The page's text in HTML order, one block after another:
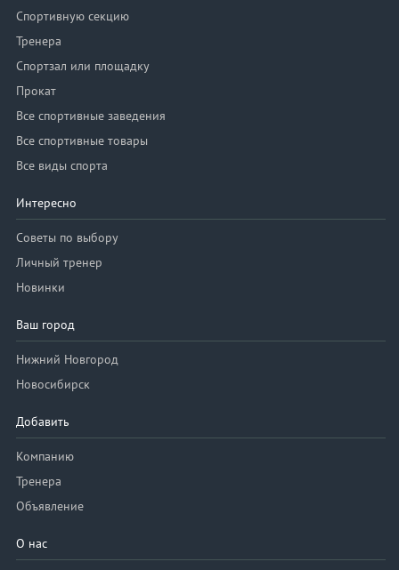
Спортивную секцию
Тренера
Спортзал или площадку
Прокат
Все спортивные заведения
Все спортивные товары
Все виды спорта
Интересно
Советы по выбору
Личный тренер
Новинки
Ваш город
Нижний Новгород
Новосибирск
Добавить
Компанию
Тренера
Объявление
О нас